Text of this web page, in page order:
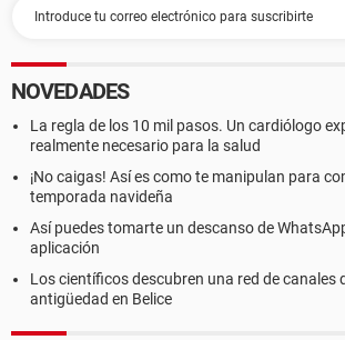
NOVEDADES
La regla de los 10 mil pasos. Un cardiólogo
realmente necesario para la salud
¡No caigas! Así es como te manipulan para
temporada navideña
Así puedes tomarte un descanso de
aplicación
Los científicos descubren una red de canales
antigüedad en Belice